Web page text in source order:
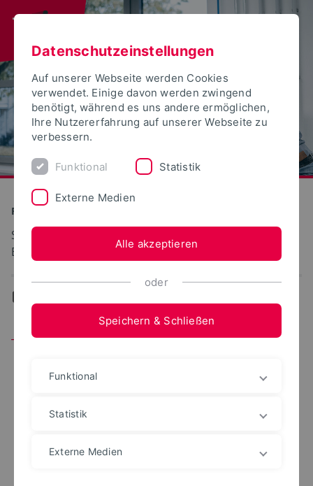
Produktion und Technik
Strömungsmaschinen, Fluiddynamik und
Energietechnik
Team
Markus Filippi
markus.filippi@th-owl.de
Datenschutzeinstellungen
Auf unserer Webseite werden Cookies
verwendet. Einige davon werden zwingend
benötigt, während es uns andere ermöglichen,
Ihre Nutzererfahrung auf unserer Webseite zu
verbessern.
Funktional Statistik
Externe Medien
Alle akzeptieren
oder
Speichern & Schließen
Funktional
Statistik
Externe Medien